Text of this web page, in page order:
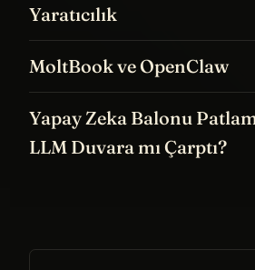
Yaratıcılık
MoltBook ve OpenClaw
Yapay Zeka Balonu
LLM Duvara mı Çarptı?